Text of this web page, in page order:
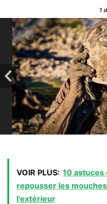
1
VOIR PLUS: 10
repousser les
l'extérieur